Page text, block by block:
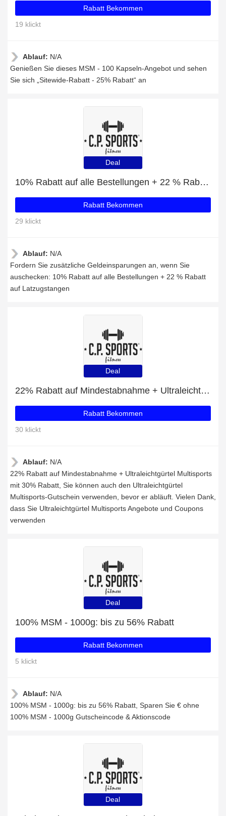
Rabatt Bekommen
19 klickt
Ablauf: N/A
Genießen Sie dieses MSM - 100 Kapseln-Angebot und sehen
Sie sich „Sitewide-Rabatt - 25% Rabatt“ an
Deal
10% Rabatt auf alle Bestellungen + 22 % Rabatt auf Latzugstangen
Rabatt Bekommen
29 klickt
Ablauf: N/A
Fordern Sie zusätzliche Geldeinsparungen an, wenn Sie
auschecken: 10% Rabatt auf alle Bestellungen + 22 % Rabatt
auf Latzugstangen
Deal
22% Rabatt auf Mindestabnahme + Ultraleichtgürtel Multisports mit 30% Rabatt
Rabatt Bekommen
30 klickt
Ablauf: N/A
22% Rabatt auf Mindestabnahme + Ultraleichtgürtel Multisports
mit 30% Rabatt, Sie können auch den Ultraleichtgürtel
Multisports-Gutschein verwenden, bevor er abläuft. Vielen Dank,
dass Sie Ultraleichtgürtel Multisports Angebote und Coupons
verwenden
Deal
100% MSM - 1000g: bis zu 56% Rabatt
Rabatt Bekommen
5 klickt
Ablauf: N/A
100% MSM - 1000g: bis zu 56% Rabatt, Sparen Sie € ohne
100% MSM - 1000g Gutscheincode & Aktionscode
Deal